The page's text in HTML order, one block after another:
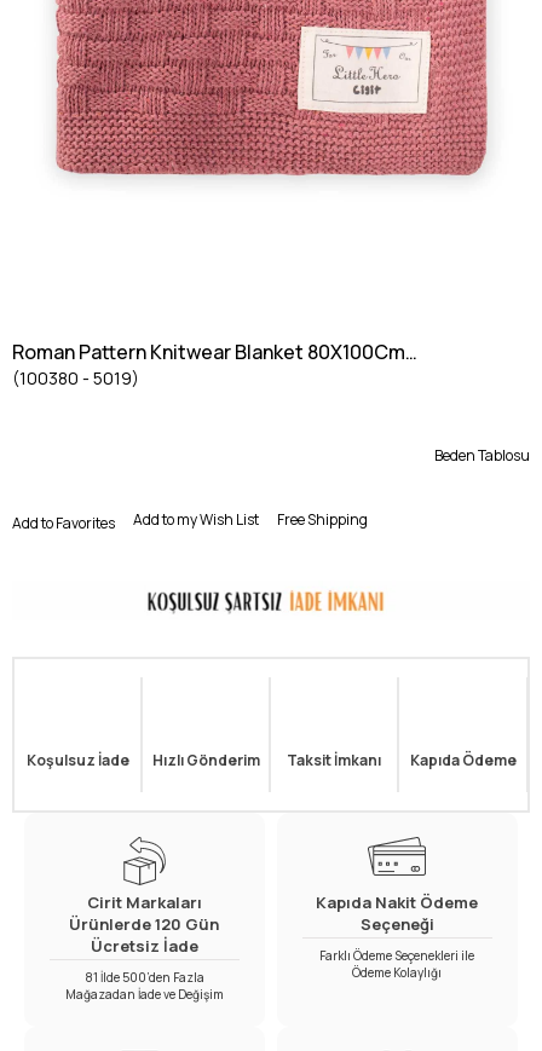
Roman Pattern Knitwear Blanket 80X100Cm
DRIED ROSE
(100380 - 5019)
Beden Tablosu
Add to Favorites Add to my Wish List Free Shipping
Koşulsuz İade Hızlı Gönderim Taksit İmkanı Kapıda Ödeme
Cirit Markaları
Ürünlerde 120 Gün
Ücretsiz İade
81 İlde 500’den Fazla
Mağazadan İade ve Değişim
Kapıda Nakit Ödeme
Seçeneği
Farklı Ödeme Seçenekleri ile
Ödeme Kolaylığı